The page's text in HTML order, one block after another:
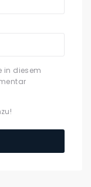
in diesem